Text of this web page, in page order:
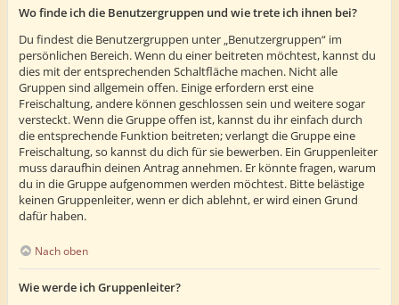
Wo finde ich die Benutzergruppen und wie trete ich ihnen bei?
Du findest die Benutzergruppen unter „Benutzergruppen“ im
persönlichen Bereich. Wenn du einer beitreten möchtest, kannst du
dies mit der entsprechenden Schaltfläche machen. Nicht alle
Gruppen sind allgemein offen. Einige erfordern erst eine
Freischaltung, andere können geschlossen sein und weitere sogar
versteckt. Wenn die Gruppe offen ist, kannst du ihr einfach durch
die entsprechende Funktion beitreten; verlangt die Gruppe eine
Freischaltung, so kannst du dich für sie bewerben. Ein Gruppenleiter
muss daraufhin deinen Antrag annehmen. Er könnte fragen, warum
du in die Gruppe aufgenommen werden möchtest. Bitte belästige
keinen Gruppenleiter, wenn er dich ablehnt, er wird einen Grund
dafür haben.
Nach oben
Wie werde ich Gruppenleiter?